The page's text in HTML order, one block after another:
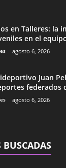
en Talleres: la
en el
agosto 6, 2026
Juan
federados
agosto 6, 2026
BUSCADAS